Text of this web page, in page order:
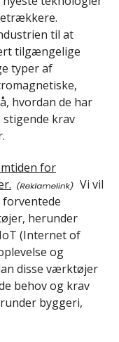
til at
tilgængelige
typer af
hvordan de har
krav
for
Vi vil
herunder
(Internet of
og
disse værktøjer
behov og krav
byggeri,